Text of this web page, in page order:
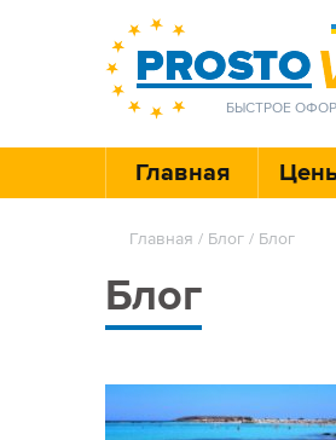
БЫСТРОЕ
Главная
Главная / Блог / Блог
Блог